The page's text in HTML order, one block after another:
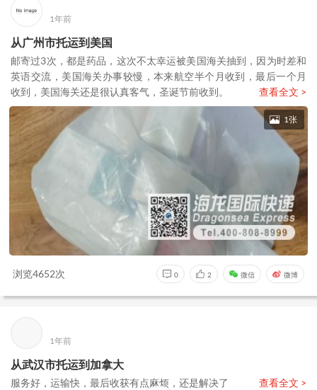
1年前
从广州市托运到美国
邮寄过3次，都是药品，这次不太幸运被美国海关抽到，因为时差和
英语交流，美国海关办事较慢，本来航空半个月收到，最后一个月
收到，美国海关还是很认真客气，圣诞节前收到。
查看全文 >
1张
浏览4652次 0 2 微信 微博
1年前
从武汉市托运到加拿大
服务好，运输快，最后收获有点麻烦，还是解决了 查看全文 >